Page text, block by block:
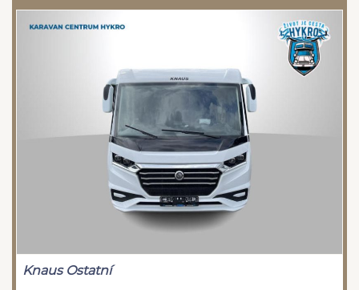
Knaus Ostatní